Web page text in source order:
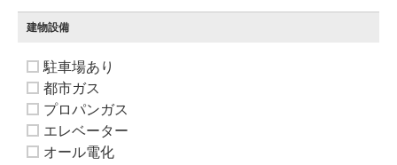
建物設備
駐車場あり
都市ガス
プロパンガス
エレベーター
オール電化